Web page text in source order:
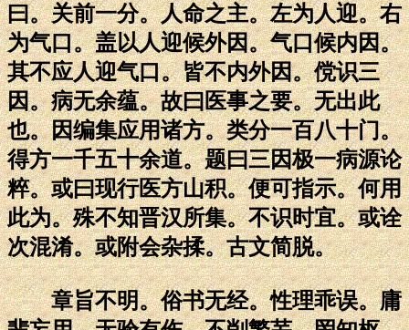
曰。关前一分。人命之主。左为人迎。右
为气口。盖以人迎候外因。气口候内因。
其不应人迎气口。皆不内外因。傥识三
因。病无余蕴。故曰医事之要。无出此
也。因编集应用诸方。类分一百八十门。
得方一千五十余道。题曰三因极一病源论
粹。或曰现行医方山积。便可指示。何用
此为。殊不知晋汉所集。不识时宜。或诠
次混淆。或附会杂揉。古文简脱。
章旨不明。俗书无经。性理乖误。庸